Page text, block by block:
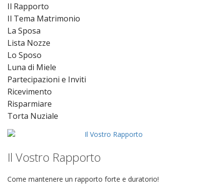
Il Rapporto
Il Tema Matrimonio
La Sposa
Lista Nozze
Lo Sposo
Luna di Miele
Partecipazioni e Inviti
Ricevimento
Risparmiare
Torta Nuziale
Il Vostro Rapporto
Come mantenere un rapporto forte e duratorio!